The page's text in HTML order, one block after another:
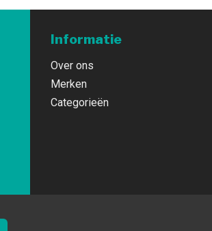
Informatie
Over ons
Merken
Categorieën